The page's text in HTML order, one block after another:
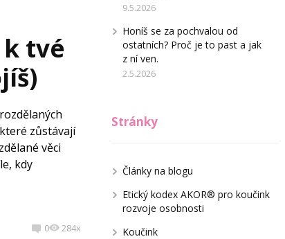
tvé
zůstávají
věci
kdy
0 284x
9.5.2026
Honíš se za pochvalou od
ostatních? Proč je to past a jak
z ní ven.
2.5.2026
Stránky
Články na blogu
Etický kodex AKOR® pro koučink
rozvoje osobnosti
Koučink